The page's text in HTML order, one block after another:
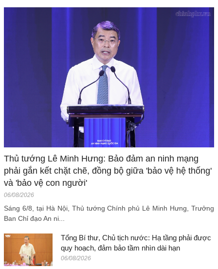
Thủ tướng Lê Minh Hưng: Bảo đảm an ninh mạng
phải gắn kết chặt chẽ, đồng bộ giữa 'bảo vệ hệ thống'
và 'bảo vệ con người'
06/08/2026
Sáng 6/8, tại Hà Nội, Thủ tướng Chính phủ Lê Minh Hưng, Trưởng
Ban Chỉ đạo An ni...
Tổng Bí thư, Chủ tịch nước: Hạ tầng phải được
quy hoạch, đảm bảo tầm nhìn dài hạn
06/08/2026